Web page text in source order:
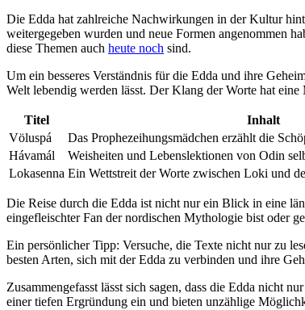
Die Edda hat zahlreiche Nachwirkungen in der Kultur
weitergegeben wurden und neue Formen angenommen
diese Themen auch heute noch sind.
Um ein besseres Verständnis für die Edda und ihre
Welt lebendig werden lässt. Der Klang der Worte hat
Titel
Inhalt
Völuspá
Das Prophezeihungsmädchen erzählt die
Hávamál
Weisheiten und Lebenslektionen von Odin
Lokasenna Ein Wettstreit der Worte zwischen Loki und
Die Reise durch die Edda ist nicht nur ein Blick in eine
eingefleischter Fan der nordischen Mythologie bist oder
Ein persönlicher Tipp: Versuche, die Texte nicht nur zu
besten Arten, sich mit der Edda zu verbinden und ihre
Zusammengefasst lässt sich sagen, dass die Edda nicht
einer tiefen Ergründung ein und bieten unzählige